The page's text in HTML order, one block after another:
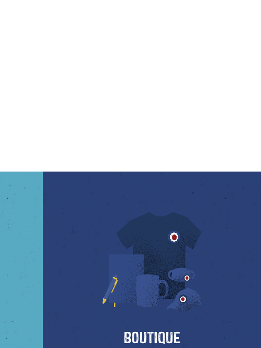
Boutique